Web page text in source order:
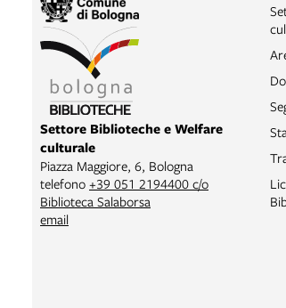
Settore Biblioteche e Welfare
culturale
Piazza Maggiore, 6, Bologna
telefono +39 051 2194400 c/o
Biblioteca Salaborsa
email